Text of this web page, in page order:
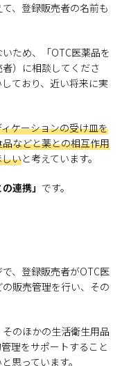
、登録販売者の名前も
ため、「OTC医薬品を
）に相談してくださ
ており、近い将来に実
ケーションの受け皿を
などと薬との相互作用
いと考えています。
連携」 です。
、登録販売者がOTC医
販売管理を行い、その
のほかの生活衛生用品
理をサポートすること
思っています。